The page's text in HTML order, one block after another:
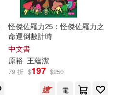
怪傑佐羅力25：怪傑佐羅力之
命運倒數計時
中文書
原裕 王蘊潔
79 折 $197 $250
電